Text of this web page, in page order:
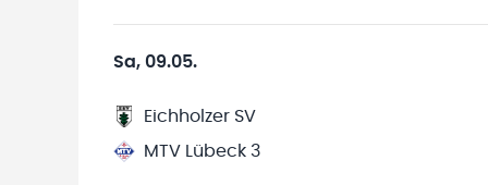
Sa, 09.05.
Eichholzer SV
MTV Lübeck 3